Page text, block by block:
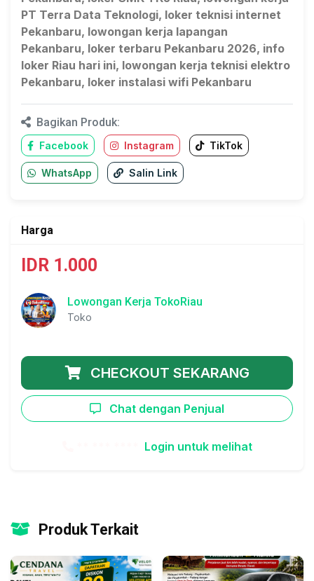
PT Terra Data Teknologi, loker teknisi internet
Pekanbaru, lowongan kerja lapangan
Pekanbaru, loker terbaru Pekanbaru 2026, info
loker Riau hari ini, lowongan kerja teknisi elektro
Pekanbaru, loker instalasi wifi Pekanbaru
Bagikan Produk:
Facebook Instagram TikTok
WhatsApp Salin Link
Harga
IDR 1.000
Lowongan Kerja TokoRiau
Toko
CHECKOUT SEKARANG
Chat dengan Penjual
Login untuk melihat
Produk Terkait